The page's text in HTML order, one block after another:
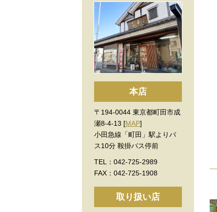
本店
〒194-0044 東京都町田市成
瀬8-4-13 [MAP]
小田急線「町田」駅よりバ
ス10分 鞍掛バス停前
TEL：042-725-2989
FAX：042-725-1908
取り扱い店